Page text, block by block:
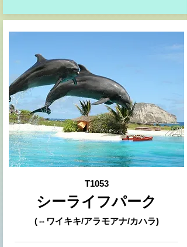
T1053
シーライフパーク
(⇔ワイキキ/アラモアナ/カハラ)